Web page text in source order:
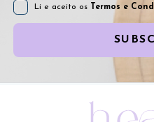
Li e aceito os Termos e